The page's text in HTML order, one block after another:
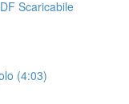
Scaricabile
(4:03)